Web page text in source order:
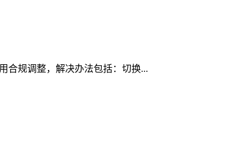
合规调整，解决办法包括：切换...